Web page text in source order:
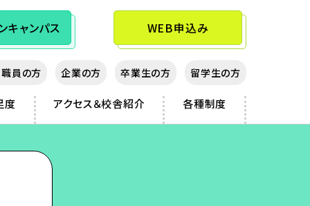
キャンパス WEB申込み
員の方 企業の方 卒業生の方 留学生の方
度 アクセス＆校舎紹介 各種制度